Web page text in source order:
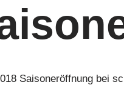
Saisoneröffnung bei